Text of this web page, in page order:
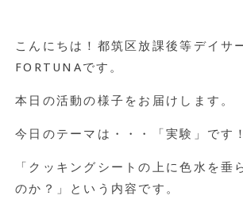
こんにちは！都筑区放課後等デイサ
FORTUNAです。
本日の活動の様子をお届けします。
今日のテーマは・・・「実験」です！
「クッキングシートの上に色水を垂
のか？」という内容です。